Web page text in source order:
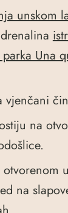
unskom
Una
vjenčani
na
na